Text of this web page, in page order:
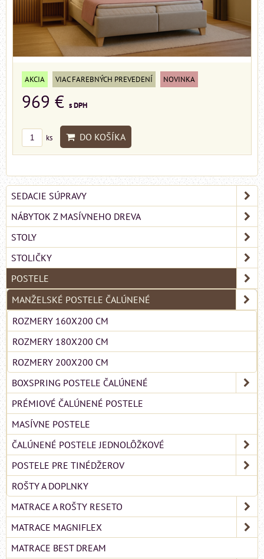
AKCIA VIAC FAREBNÝCH PREVEDENÍ NOVINKA
969 € s DPH
ks DO KOŠÍKA
SEDACIE SÚPRAVY
NÁBYTOK Z MASÍVNEHO DREVA
STOLY
STOLIČKY
POSTELE
MANŽELSKÉ POSTELE ČALÚNENÉ
ROZMERY 160X200 CM
ROZMERY 180X200 CM
ROZMERY 200X200 CM
BOXSPRING POSTELE ČALÚNENÉ
PRÉMIOVÉ ČALÚNENÉ POSTELE
MASÍVNE POSTELE
ČALÚNENÉ POSTELE JEDNOLÔŽKOVÉ
POSTELE PRE TINÉDŽEROV
ROŠTY A DOPLNKY
MATRACE A ROŠTY RESETO
MATRACE MAGNIFLEX
MATRACE BEST DREAM